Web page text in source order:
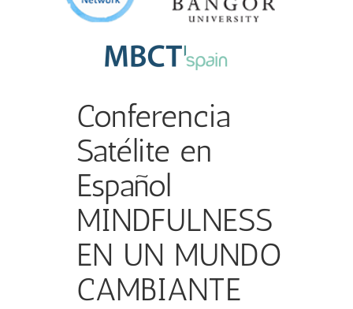
Conferencia
Satélite en
Español
MINDFULNESS
EN UN MUNDO
CAMBIANTE